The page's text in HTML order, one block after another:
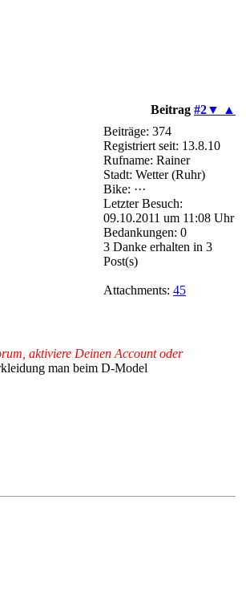
Beitrag #2▼ ▲
Beiträge: 374
Registriert seit: 13.8.10
Rufname: Rainer
Stadt: Wetter (Ruhr)
Bike: ···
Letzter Besuch:
09.10.2011 um 11:08 Uhr
Bedankungen: 0
3 Danke erhalten in 3
Post(s)
Attachments: 45
aktiviere Deinen Account oder
man beim D-Model